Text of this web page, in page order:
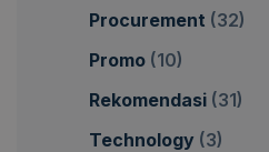
Procurement (32)
Promo (10)
Rekomendasi (31)
Technology (3)